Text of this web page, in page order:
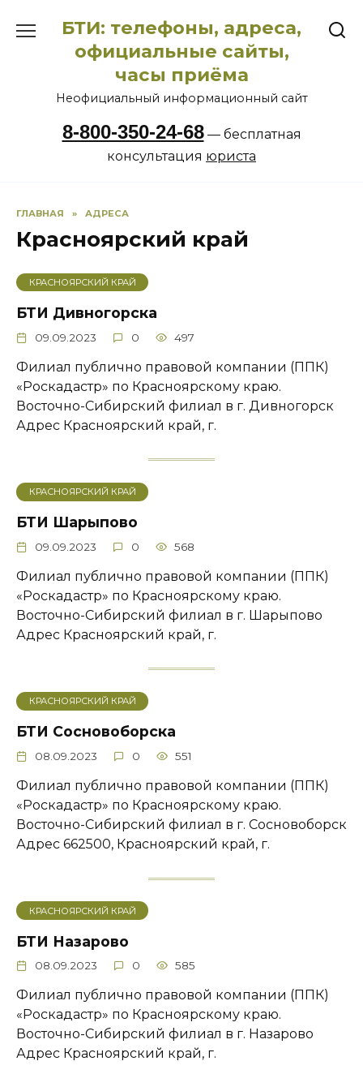
содержанию
БТИ: телефоны, адреса,
официальные сайты,
часы приёма
Неофициальный информационный сайт
8-800-350-24-68— бесплатная
консультация юриста
ГЛАВНАЯ » АДРЕСА
Красноярский край
КРАСНОЯРСКИЙ КРАЙ
БТИ Дивногорска
09.09.2023 0 497
Филиал публично правовой компании (ППК)
«Роскадастр» по Красноярскому краю.
Восточно-Сибирский филиал в г. Дивногорск
Адрес ​Красноярский край, г.
КРАСНОЯРСКИЙ КРАЙ
БТИ Шарыпово
09.09.2023 0 568
Филиал публично правовой компании (ППК)
«Роскадастр» по Красноярскому краю.
Восточно-Сибирский филиал в г. Шарыпово
Адрес Красноярский край, г.
КРАСНОЯРСКИЙ КРАЙ
БТИ Сосновоборска
08.09.2023 0 551
Филиал публично правовой компании (ППК)
«Роскадастр» по Красноярскому краю.
Восточно-Сибирский филиал в г. Сосновоборск
Адрес ​662500, Красноярский край, г.
КРАСНОЯРСКИЙ КРАЙ
БТИ Назарово
08.09.2023 0 585
Филиал публично правовой компании (ППК)
«Роскадастр» по Красноярскому краю.
Восточно-Сибирский филиал в г. Назарово
Адрес ​Красноярский край, г.